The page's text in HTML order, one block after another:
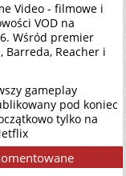
Video - filmowe i
VOD na
Wśród premier
Barreda, Reacher i
gameplay
pod koniec
tylko na